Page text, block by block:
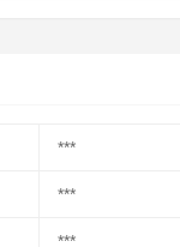
***
***
***